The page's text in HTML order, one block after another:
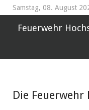
Samstag, 08. August
Feuerwehr
Die